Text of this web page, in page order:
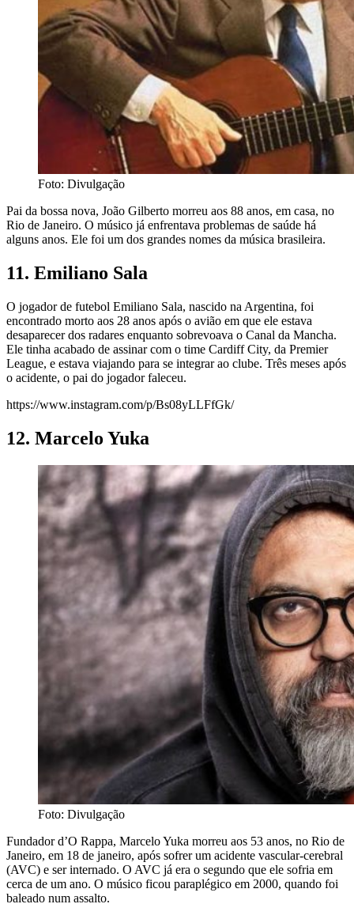
Foto: Divulgação
Pai da bossa nova, João Gilberto morreu aos 88 anos, em casa, no
Rio de Janeiro. O músico já enfrentava problemas de saúde há
alguns anos. Ele foi um dos grandes nomes da música brasileira.
11. Emiliano Sala
O jogador de futebol Emiliano Sala, nascido na Argentina, foi
encontrado morto aos 28 anos após o avião em que ele estava
desaparecer dos radares enquanto sobrevoava o Canal da Mancha.
Ele tinha acabado de assinar com o time Cardiff City, da Premier
League, e estava viajando para se integrar ao clube. Três meses após
o acidente, o pai do jogador faleceu.
https://www.instagram.com/p/Bs08yLLFfGk/
12. Marcelo Yuka
Foto: Divulgação
Fundador d’O Rappa, Marcelo Yuka morreu aos 53 anos, no Rio de
Janeiro, em 18 de janeiro, após sofrer um acidente vascular-cerebral
(AVC) e ser internado. O AVC já era o segundo que ele sofria em
cerca de um ano. O músico ficou paraplégico em 2000, quando foi
baleado num assalto.